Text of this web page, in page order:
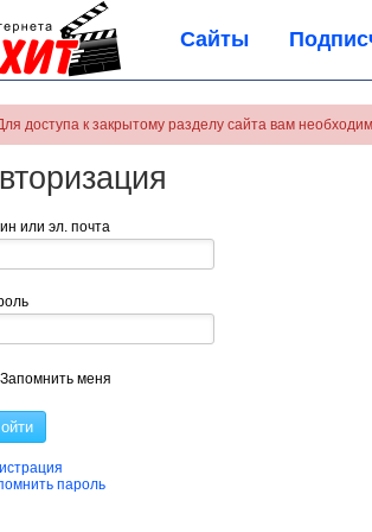
Сайты
доступа к закрытому разделу сайта вам
или эл. почта
Запомнить меня
пароль